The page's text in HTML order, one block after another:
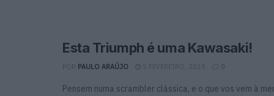
Esta Triumph é uma Kawasaki!
PAULO ARAÚJO 5 FEVEREIRO, 2019 0
Pensem numa scrambler clássica, e o que vos vem à